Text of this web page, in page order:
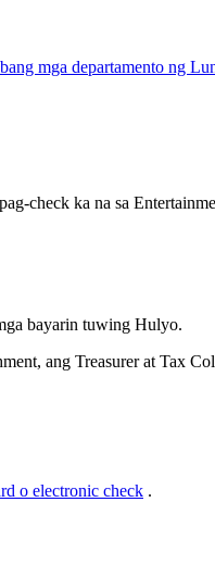
mga departamento ng
check ka na sa
bayarin tuwing Hulyo.
ang Treasurer at Tax
o electronic check .